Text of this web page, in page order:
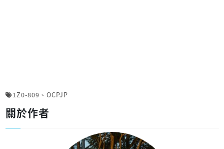
1Z0-809 、 OCPJP
關於作者